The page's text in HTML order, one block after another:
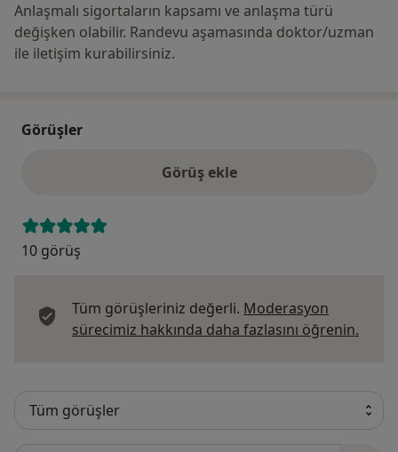
Anlaşmalı sigortaların kapsamı ve anlaşma türü
değişken olabilir. Randevu aşamasında doktor/uzman
ile iletişim kurabilirsiniz.
Görüşler
Görüş ekle
10 görüş
Tüm görüşleriniz değerli. Moderasyon
sürecimiz hakkında daha fazlasını öğrenin.